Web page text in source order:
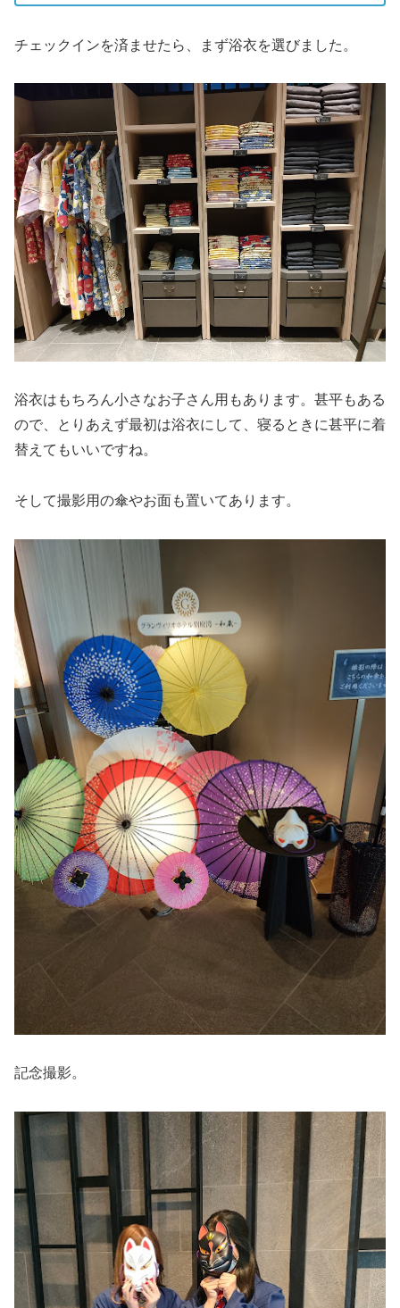
チェックインを済ませたら、まず浴衣を選びました。
浴衣はもちろん小さなお子さん用もあります。甚平もある
ので、とりあえず最初は浴衣にして、寝るときに甚平に着
替えてもいいですね。
そして撮影用の傘やお面も置いてあります。
記念撮影。